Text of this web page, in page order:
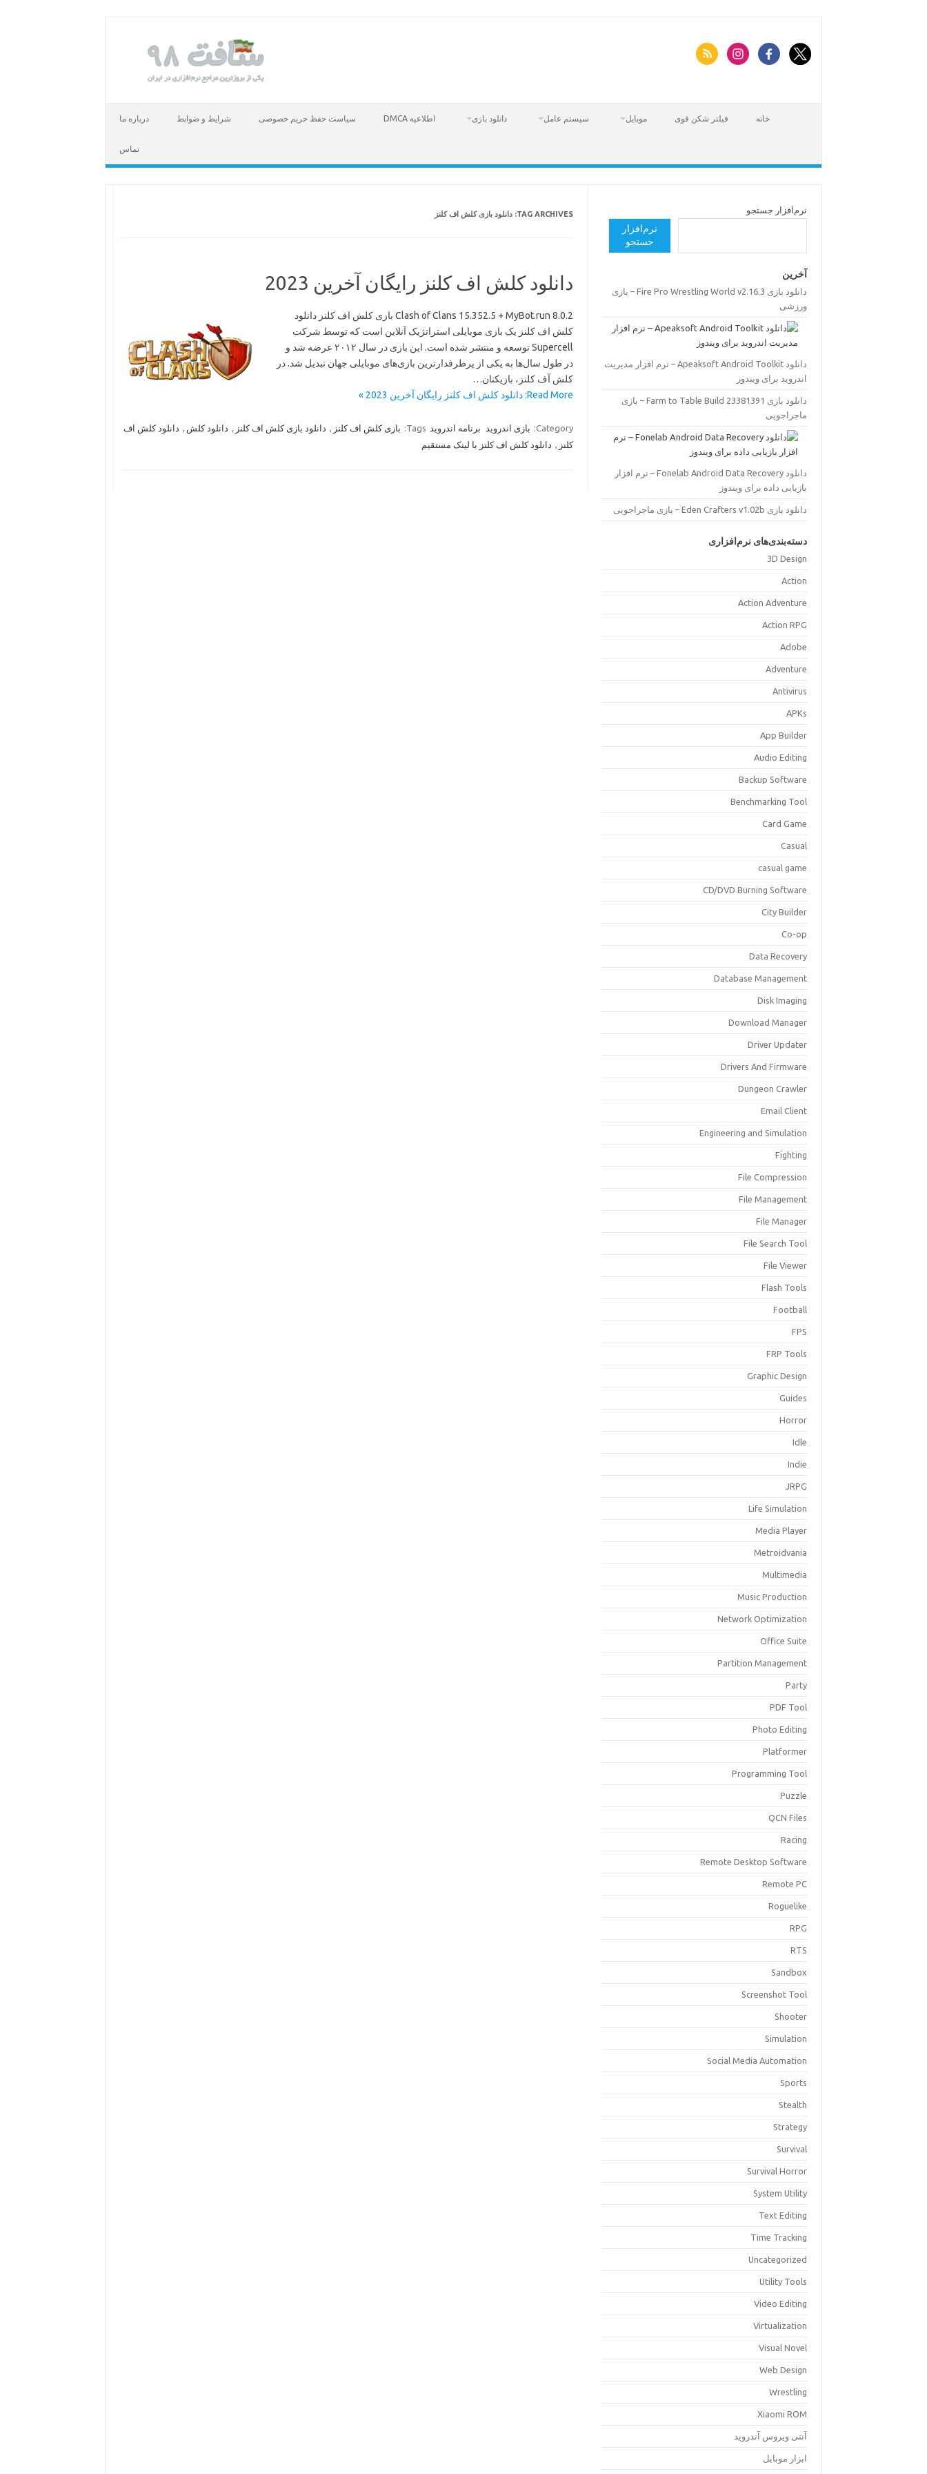
خانه فیلتر شکن قوی موبایل سیستم عامل دانلود بازی اطلاعیه DMCA سیاست حفظ حریم خصوصی شرایط و ضوابط درباره ما
تماس
TAG ARCHIVES: دانلود بازی کلش اف کلنز
دانلود کلش اف کلنز رایگان آخرین 2023
Clash of Clans 15.352.5 + MyBot.run 8.0.2 بازی کلش اف کلنز دانلود
کلش اف کلنز یک بازی موبایلی استراتژیک آنلاین است که توسط شرکت
Supercell توسعه و منتشر شده است. این بازی در سال ۲۰۱۲ عرضه شد و
در طول سال‌ها به یکی از پرطرفدارترین بازی‌های موبایلی جهان تبدیل شد. در
کلش آف کلنز، بازیکنان…
Read More: دانلود کلش اف کلنز رایگان آخرین 2023 »
Category: بازی اندروید برنامه اندروید Tags: بازی کلش اف کلنز , دانلود بازی کلش اف کلنز , دانلود کلش , دانلود کلش اف
کلنز , دانلود کلش اف کلنز با لینک مستقیم
نرم‌افزار جستجو
نرم‌افزار
جستجو
آخرین
دانلود بازی Fire Pro Wrestling World v2.16.3 – بازی
ورزشی
دانلود Apeaksoft Android Toolkit – نرم افزار مدیریت
اندروید برای ویندوز
دانلود بازی Farm to Table Build 23381391 – بازی
ماجراجویی
دانلود Fonelab Android Data Recovery – نرم افزار
بازیابی داده برای ویندوز
دانلود بازی Eden Crafters v1.02b – بازی ماجراجویی
دسته‌بندی‌های نرم‌افزاری
3D Design
Action
Action Adventure
Action RPG
Adobe
Adventure
Antivirus
APKs
App Builder
Audio Editing
Backup Software
Benchmarking Tool
Card Game
Casual
casual game
CD/DVD Burning Software
City Builder
Co-op
Data Recovery
Database Management
Disk Imaging
Download Manager
Driver Updater
Drivers And Firmware
Dungeon Crawler
Email Client
Engineering and Simulation
Fighting
File Compression
File Management
File Manager
File Search Tool
File Viewer
Flash Tools
Football
FPS
FRP Tools
Graphic Design
Guides
Horror
Idle
Indie
JRPG
Life Simulation
Media Player
Metroidvania
Multimedia
Music Production
Network Optimization
Office Suite
Partition Management
Party
PDF Tool
Photo Editing
Platformer
Programming Tool
Puzzle
QCN Files
Racing
Remote Desktop Software
Remote PC
Roguelike
RPG
RTS
Sandbox
Screenshot Tool
Shooter
Simulation
Social Media Automation
Sports
Stealth
Strategy
Survival
Survival Horror
System Utility
Text Editing
Time Tracking
Uncategorized
Utility Tools
Video Editing
Virtualization
Visual Novel
Web Design
Wrestling
Xiaomi ROM
آنتی ویروس آندروید
ابزار موبایل